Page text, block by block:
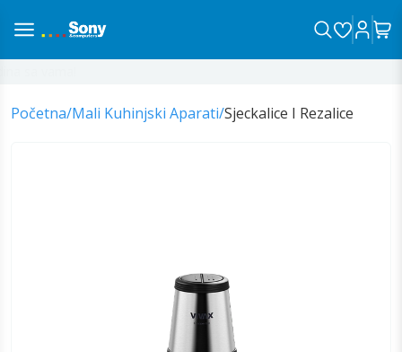
Početna/Mali Kuhinjski Aparati/Sjeckalice I Rezalice